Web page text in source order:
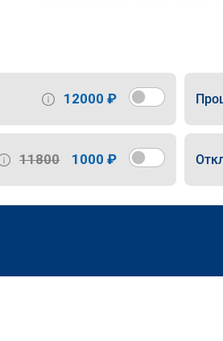
12000 ₽
11800 1000 ₽